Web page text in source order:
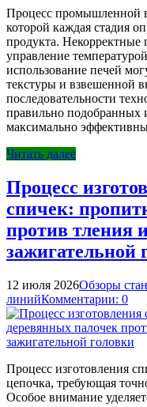
Процесс промышленной
которой каждая стадия
продукта. Некорректные
управление
использование печей
текстуры и взвешенной
последовательности
правильно подобранных
максимально
Читать далее
Процесс
спичек:
против тления
зажигательной
12 июля 2026Обзоры
линийКомментарии: 0
Процесс изготовления
цепочка, требующая
Особое внимание